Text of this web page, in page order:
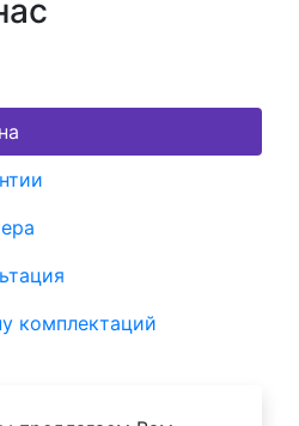
комплектаций